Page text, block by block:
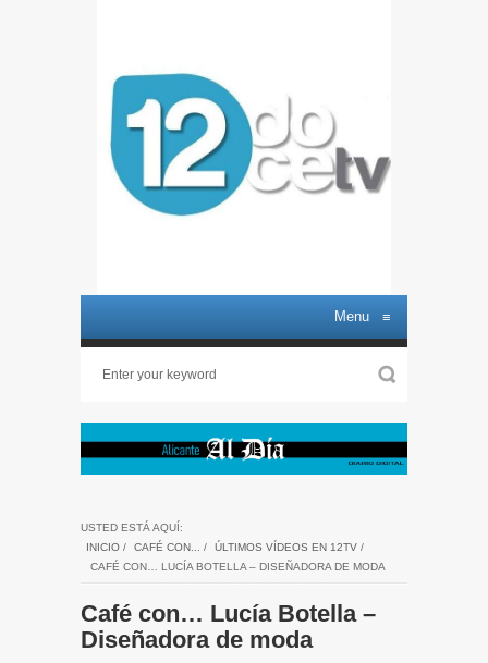
Menu ≡
USTED ESTÁ AQUÍ:
INICIO / CAFÉ CON... / ÚLTIMOS VÍDEOS EN 12TV /
CAFÉ CON… LUCÍA BOTELLA – DISEÑADORA DE MODA
Café con… Lucía Botella –
Diseñadora de moda